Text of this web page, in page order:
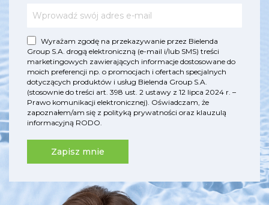
Wyrażam zgodę na przekazywanie przez Bielenda
Group S.A. drogą elektroniczną (e-mail i/lub SMS) treści
marketingowych zawierających informacje dostosowane do
moich preferencji np. o promocjach i ofertach specjalnych
dotyczących produktów i usług Bielenda Group S.A.
(stosownie do treści art. 398 ust. 2 ustawy z 12 lipca 2024 r. –
Prawo komunikacji elektronicznej). Oświadczam, że
zapoznałem/am się z polityką prywatności oraz klauzulą
informacyjną RODO.
Zapisz mnie